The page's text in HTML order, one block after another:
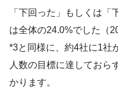
「下回った」もしくは
は全体の24.0%でした（
*3と同様に、約4社に1社
人数の目標に達しておら
かります。